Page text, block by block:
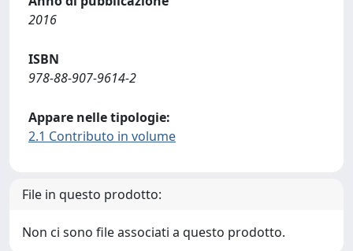
2016
ISBN
978-88-907-9614-2
Appare nelle tipologie:
2.1 Contributo in volume
File in questo prodotto:
Non ci sono file associati a questo prodotto.